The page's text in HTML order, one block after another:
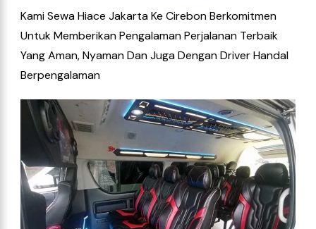
Kami Sewa Hiace Jakarta Ke CirebonBerkomitmen
Untuk Memberikan Pengalaman Perjalanan Terbaik
Yang Aman, Nyaman Dan Juga Dengan Driver Handal
Berpengalaman